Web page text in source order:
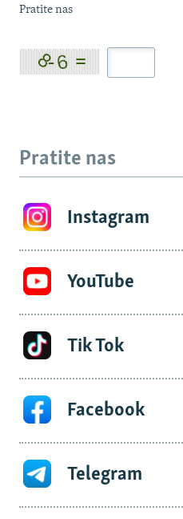
Pratite nas
Pratite nas
Instagram
YouTube
Tik Tok
Facebook
Telegram